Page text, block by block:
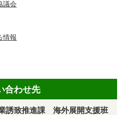
議会
情報
合わせ先
致推進課 海外展開支援班